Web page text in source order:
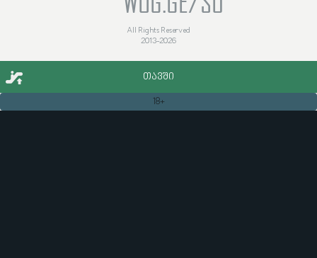
All Rights Reserved
2013-2026
ᲗᲐᲕᲨᲘ
18+